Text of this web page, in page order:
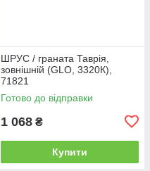
ШРУС / граната Таврія,
зовнішній (GLO, 3320К),
71821
Готово до відправки
1 068 ₴
Купити